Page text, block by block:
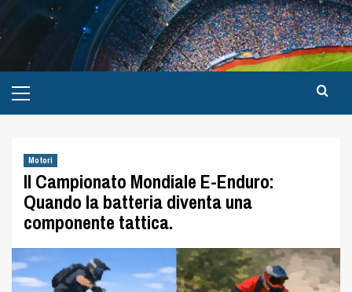
Motori
Il Campionato Mondiale E-Enduro:
Quando la batteria diventa una
componente tattica.